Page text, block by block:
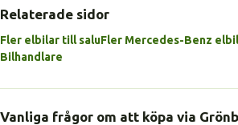
Relaterade sidor
Fler elbilar till saluFler Mercedes-Benz
Bilhandlare
Vanliga frågor om att köpa via